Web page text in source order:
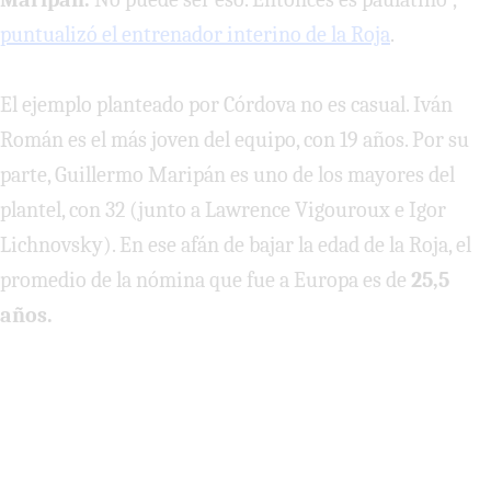
puntualizó el entrenador interino de la Roja.
El ejemplo planteado por Córdova no es casual. Iván
Román es el más joven del equipo, con 19 años. Por su
parte, Guillermo Maripán es uno de los mayores del
plantel, con 32 (junto a Lawrence Vigouroux e Igor
Lichnovsky). En ese afán de bajar la edad de la Roja, el
promedio de la nómina que fue a Europa es de 25,5
años.